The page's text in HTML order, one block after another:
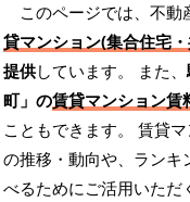
このページでは、不動
貸マンション(集合住宅
提供しています。 また、
町」の賃貸マンション賃
こともできます。 賃貸
の推移・動向や、ランキ
べるためにご活用いただ